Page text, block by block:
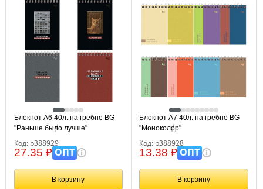
Блокнот А6 40л. на гребне BG
"Раньше было лучше"
Код: р388929
27.35 ₽ОПТ
В корзину
Блокнот А7 40л. на гребне BG
"Моноколор"
Код: р388928
13.38 ₽ОПТ
В корзину